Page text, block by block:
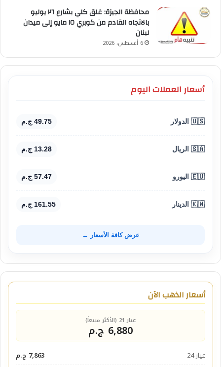
محافظة الجيزة: غلق كلي بشارع ٢٦ يوليو
بالاتجاه القادم من كوبري ١٥ مايو إلى ميدان
لبنان
6 أغسطس، 2026
أسعار العملات اليوم
🇺🇸 الدولار 49.75 ج.م
🇸🇦 الريال 13.28 ج.م
🇪🇺 اليورو 57.47 ج.م
🇰🇼 الدينار 161.55 ج.م
عرض كافة الأسعار ←
أسعار الذهب الآن
عيار 21 (الأكثر مبيعاً)
6,880 ج.م
عيار 24
7,863 ج.م